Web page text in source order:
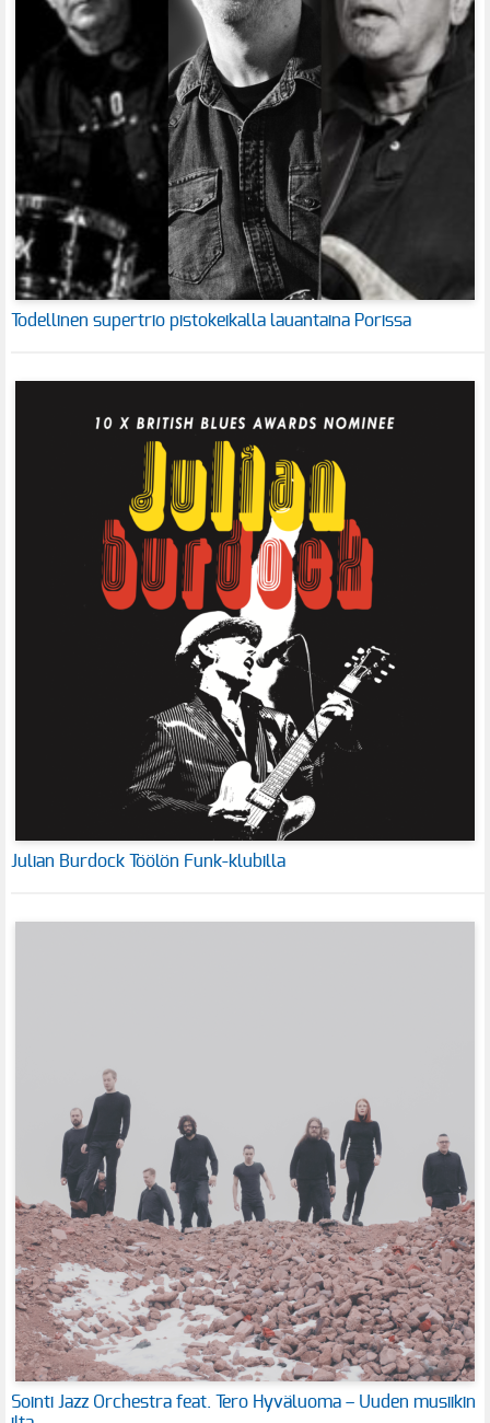
Todellinen supertrio pistokeikalla lauantaina Porissa
Julian Burdock Töölön Funk-klubilla
Sointi Jazz Orchestra feat. Tero Hyväluoma – Uuden musiikin